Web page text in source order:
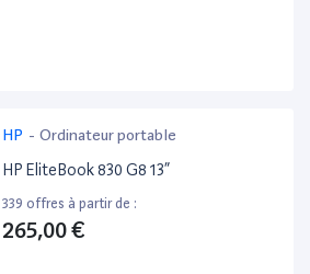
HP - Ordinateur portable
HP EliteBook 830 G8 13”
339 offres à partir de :
265,00 €